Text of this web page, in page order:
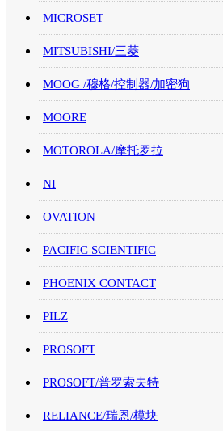
MICROSET
MITSUBISHI/三菱
MOOG /穆格/控制器/加密狗
MOORE
MOTOROLA/摩托罗拉
NI
OVATION
PACIFIC SCIENTIFIC
PHOENIX CONTACT
PILZ
PROSOFT
PROSOFT/普罗索夫特
RELIANCE/瑞恩/模块